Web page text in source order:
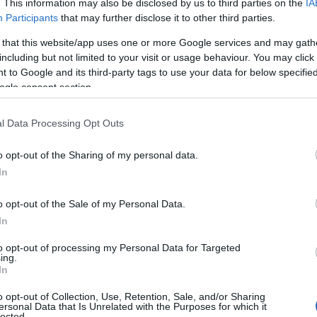
This information may also be disclosed by us to third parties on the
Participants that may further disclose it to other third parties.
that this website/app uses one or more Google services and may
but not limited to your visit or usage behaviour. You may
to Google and its third-party tags to use your data for below
consent section.
Data Processing Opt Outs
opt-out of the Sharing of my personal data.
opt-out of the Sale of my Personal Data.
opt-out of processing my Personal Data for Targeted
opt-out of Collection, Use, Retention, Sale, and/or Sharing
Data that Is Unrelated with the Purposes for which it
érte Ukrajna több térségét, köztük
azt reméli, hogy az EU mielőbb döntést hoz
vagyonok felhasználásával kapcsolatban
ukrán drón megsemmisítéséről számolt be az